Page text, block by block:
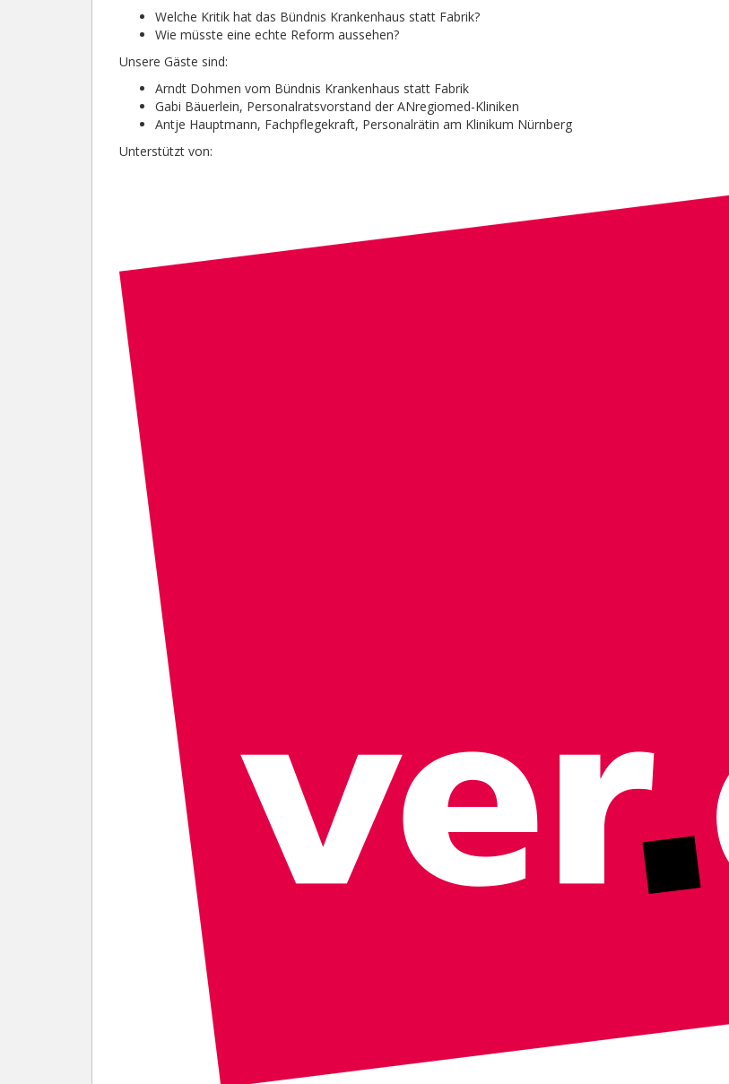
Welche Kritik hat das Bündnis Krankenhaus statt Fabrik?
Wie müsste eine echte Reform aussehen?
Unsere Gäste sind:
Arndt Dohmen vom Bündnis Krankenhaus statt Fabrik
Gabi Bäuerlein, Personalratsvorstand der ANregiomed-Kliniken
Antje Hauptmann, Fachpflegekraft, Personalrätin am Klinikum Nürnberg
Unterstützt von: